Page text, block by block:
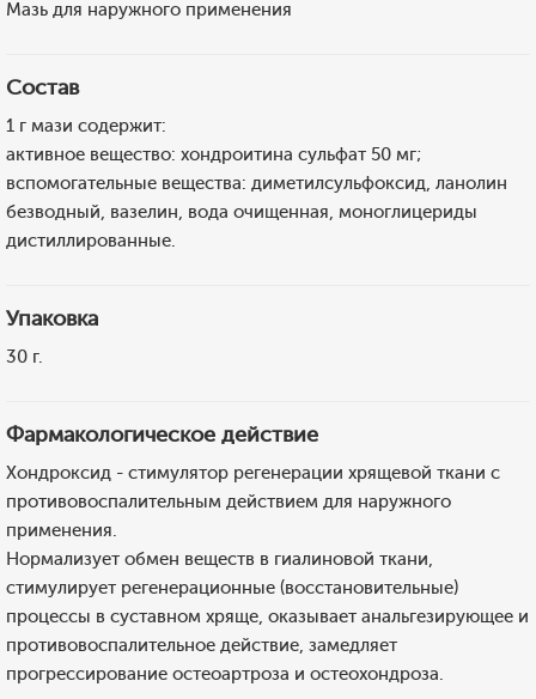
Мазь для наружного применения
Состав
1 г мази содержит:
активное вещество: хондроитина сульфат 50 мг;
вспомогательные вещества: диметилсульфоксид, ланолин
безводный, вазелин, вода очищенная, моноглицериды
дистиллированные.
Упаковка
30 г.
Фармакологическое действие
Хондроксид - стимулятор регенерации хрящевой ткани с
противовоспалительным действием для наружного
применения.
Нормализует обмен веществ в гиалиновой ткани,
стимулирует регенерационные (восстановительные)
процессы в суставном хряще, оказывает анальгезирующее и
противовоспалительное действие, замедляет
прогрессирование остеоартроза и остеохондроза.